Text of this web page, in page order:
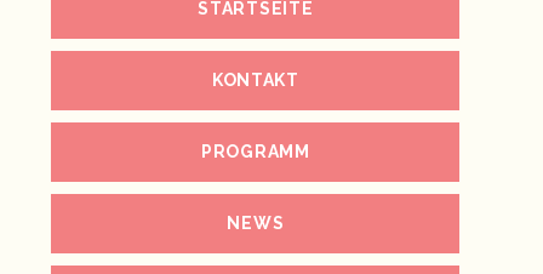
STARTSEITE
KONTAKT
PROGRAMM
NEWS